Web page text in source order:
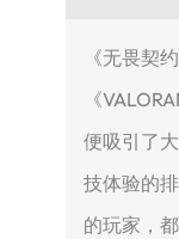
《无畏契
《
便吸引了
技体验的
的玩家，